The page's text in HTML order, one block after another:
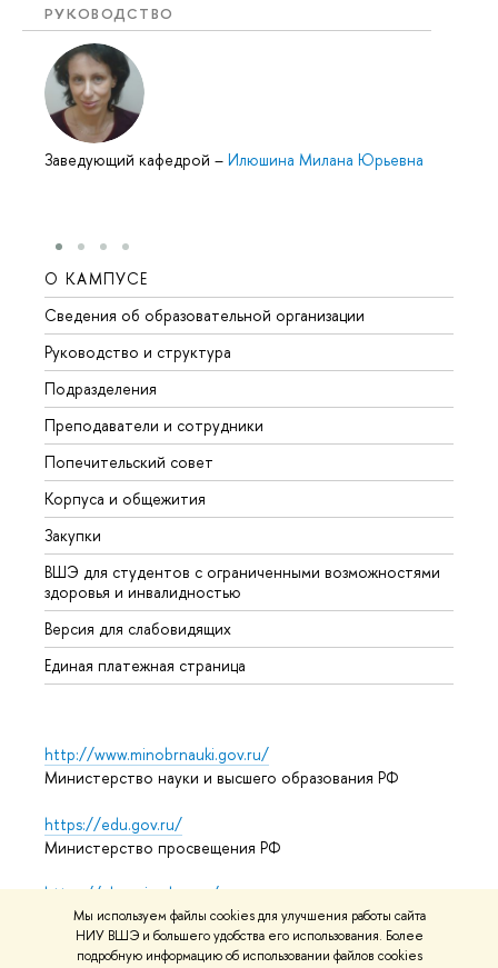
Мы используем файлы cookies для улучшения работы сайта
НИУ ВШЭ и большего удобства его использования. Более
подробную информацию об использовании файлов cookies
РУКОВОДСТВО
Заведующий кафедрой – Илюшина Милана Юрьевна
О КАМПУСЕ
Сведения об образовательной организации
Руководство и структура
Подразделения
Преподаватели и сотрудники
Попечительский совет
Корпуса и общежития
Закупки
ВШЭ для студентов с ограниченными возможностями
здоровья и инвалидностью
Версия для слабовидящих
Единая платежная страница
http://www.minobrnauki.gov.ru/
Министерство науки и высшего образования РФ
https://edu.gov.ru/
Министерство просвещения РФ
https://elearning.hse.ru/mooc
Массовые открытые онлайн-курсы